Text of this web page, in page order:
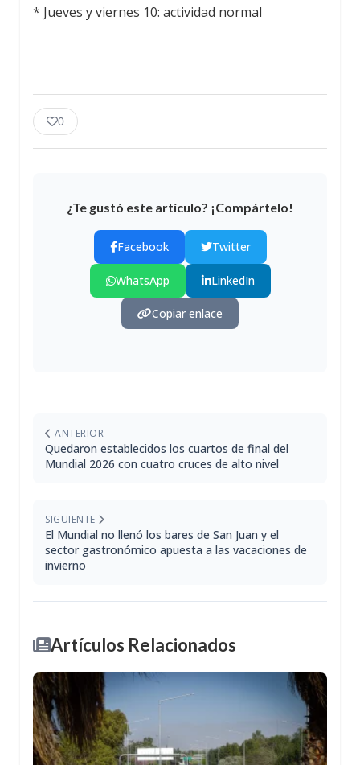
* Jueves y viernes 10: actividad normal
0
¿Te gustó este artículo? ¡Compártelo!
Facebook Twitter
WhatsApp LinkedIn
Copiar enlace
ANTERIOR
Quedaron establecidos los cuartos de final del
Mundial 2026 con cuatro cruces de alto nivel
SIGUIENTE
El Mundial no llenó los bares de San Juan y el
sector gastronómico apuesta a las vacaciones de
invierno
Artículos Relacionados